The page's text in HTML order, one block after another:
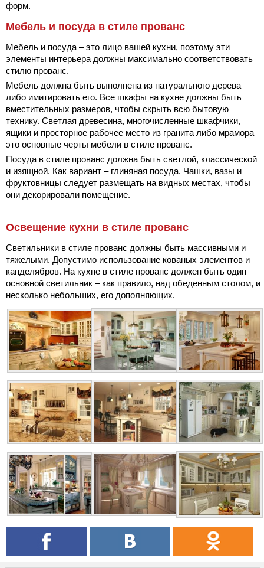
форм.
Мебель и посуда в стиле прованс
Мебель и посуда – это лицо вашей кухни, поэтому эти
элементы интерьера должны максимально соответствовать
стилю прованс.
Мебель должна быть выполнена из натурального дерева
либо имитировать его. Все шкафы на кухне должны быть
вместительных размеров, чтобы скрыть всю бытовую
технику. Светлая древесина, многочисленные шкафчики,
ящики и просторное рабочее место из гранита либо мрамора –
это основные черты мебели в стиле прованс.
Посуда в стиле прованс должна быть светлой, классической
и изящной. Как вариант – глиняная посуда. Чашки, вазы и
фруктовницы следует размещать на видных местах, чтобы
они декорировали помещение.
Освещение кухни в стиле прованс
Светильники в стиле прованс должны быть массивными и
тяжелыми. Допустимо использование кованых элементов и
канделябров. На кухне в стиле прованс должен быть один
основной светильник – как правило, над обеденным столом, и
несколько небольших, его дополняющих.